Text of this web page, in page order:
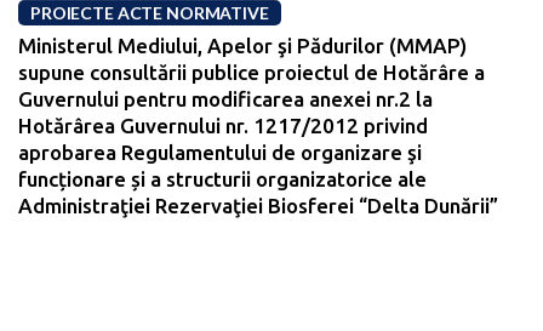
PROIECTE ACTE NORMATIVE
Ministerul Mediului, Apelor şi Pădurilor (MMAP)
supune consultării publice proiectul de Hotărâre a
Guvernului pentru modificarea anexei nr.2 la
Hotărârea Guvernului nr. 1217/2012 privind
aprobarea Regulamentului de organizare şi
funcționare și a structurii organizatorice ale
Administraţiei Rezervaţiei Biosferei “Delta Dunării”